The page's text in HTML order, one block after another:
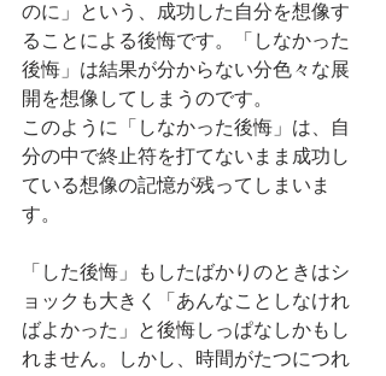
のに」という、成功した自分を想像す
ることによる後悔です。「しなかった
後悔」は結果が分からない分色々な展
開を想像してしまうのです。
このように「しなかった後悔」は、自
分の中で終止符を打てないまま成功し
ている想像の記憶が残ってしまいま
す。
「した後悔」もしたばかりのときはシ
ョックも大きく「あんなことしなけれ
ばよかった」と後悔しっぱなしかもし
れません。しかし、時間がたつにつれ